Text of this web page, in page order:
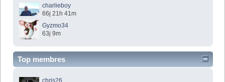
charlieboy
66j 21h 41m
Gyzmo34
63j 9m
Top membres